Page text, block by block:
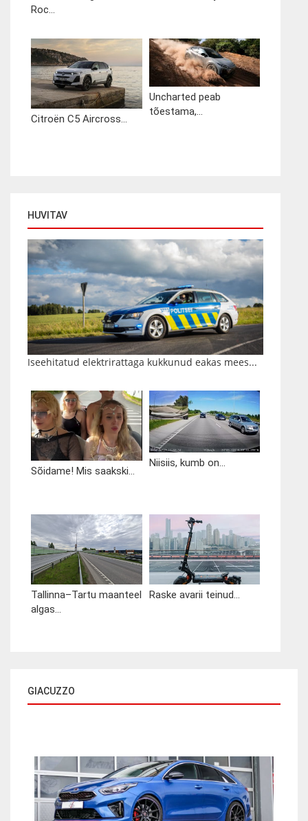
Roc...
Citroën C5 Aircross...
Uncharted peab
tõestama,...
HUVITAV
Iseehitatud elektrirattaga kukkunud eakas mees...
Sõidame! Mis saakski...
Niisiis, kumb on...
Tallinna–Tartu maanteel
algas...
Raske avarii teinud...
GIACUZZO